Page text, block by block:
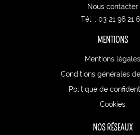
Nous contacter
Tél. : 03 21 96 21
MENTIONS
Mentions légales
Conditions générales
Politique de
Cookies
NOS RÉSEAUX